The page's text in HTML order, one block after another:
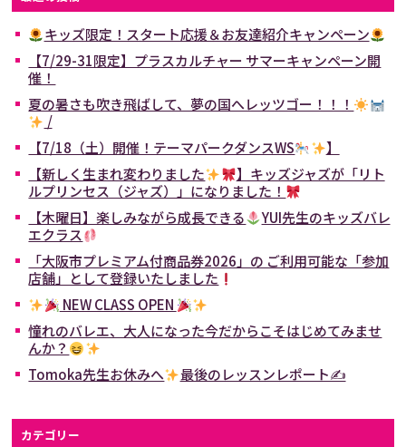
キッズ限定！スタート応援＆お友達紹介キャンペーン
【7/29-31限定】プラスカルチャー サマーキャンペーン開
催！
夏の暑さも吹き飛ばして、夢の国へレッツゴー！！！
/
【7/18（土）開催！テーマパークダンスWS
】
【新しく生まれ変わりました
】キッズジャズが「リト
ルプリンセス（ジャズ）」になりました！
【木曜日】楽しみながら成長できる
YUI先生のキッズバレ
エクラス
「大阪市プレミアム付商品券2026」の ご利用可能な「参加
店舗」として登録いたしました
NEW CLASS OPEN
憧れのバレエ、大人になった今だからこそはじめてみませ
んか？
Tomoka先生お休みへ
最後のレッスンレポート✍
カテゴリー